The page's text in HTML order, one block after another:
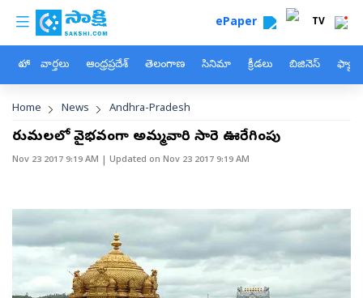
Skip to main content
custom menu ePaper TV
హోం వార్తలు ఆంధ్రప్రదేశ్ తెలంగాణ సినిమా క్రీడలు బిజినెస్
Breadcrumb
Home News Andhra-Pradesh
తిరుమలలో వైభవంగా అమ్మవారి సారె ఊరేగింపు
Nov 23 2017 9:19 AM | Updated on Nov 23 2017 9:19 AM